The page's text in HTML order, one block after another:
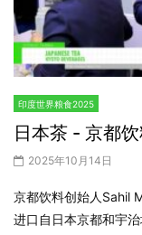
印度世界粮食2025
日本茶 - 京都
2025年10月14日
京都饮料创始人Sahil
进口自日本京都和宇